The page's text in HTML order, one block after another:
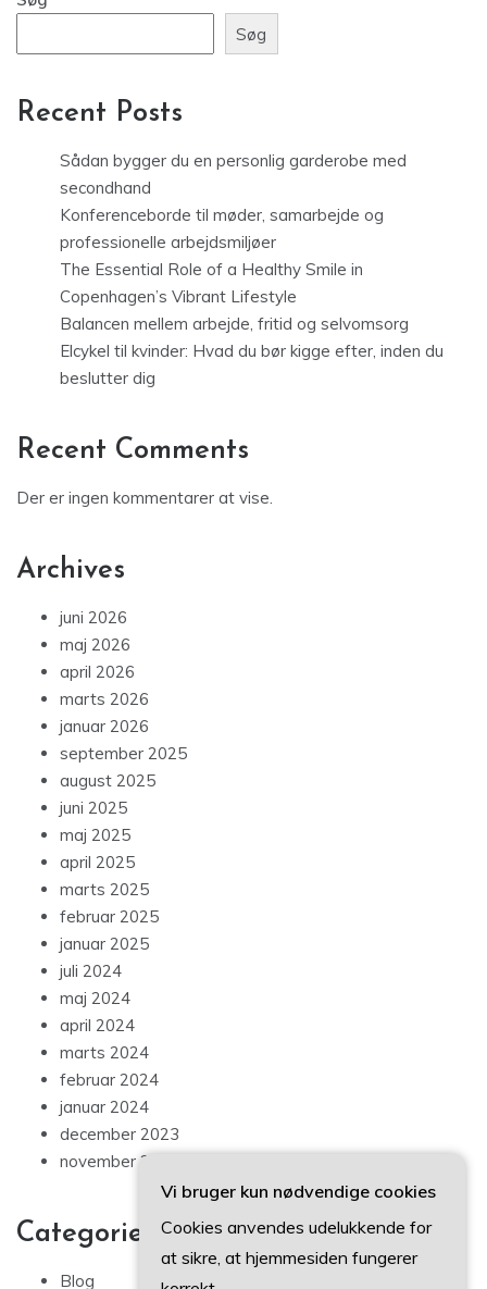
Søg
Recent Posts
Sådan bygger du en personlig garderobe med
secondhand
Konferenceborde til møder, samarbejde og
professionelle arbejdsmiljøer
The Essential Role of a Healthy Smile in
Copenhagen’s Vibrant Lifestyle
Balancen mellem arbejde, fritid og selvomsorg
Elcykel til kvinder: Hvad du bør kigge efter, inden du
beslutter dig
Recent Comments
Der er ingen kommentarer at vise.
Archives
juni 2026
maj 2026
april 2026
marts 2026
januar 2026
september 2025
august 2025
juni 2025
maj 2025
april 2025
marts 2025
februar 2025
januar 2025
juli 2024
maj 2024
april 2024
marts 2024
februar 2024
januar 2024
december 2023
november 2023
Categories
Blog
Vi bruger kun nødvendige cookies
Cookies anvendes udelukkende for
at sikre, at hjemmesiden fungerer